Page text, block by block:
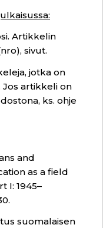
Artikkelin
sivut.
jotka on
Jos artikkeli on
ks. ohje
and
as a field
I: 1945–
suomalaisen